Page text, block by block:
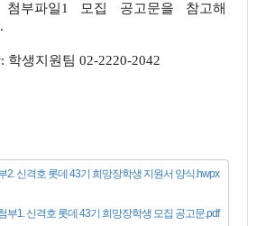
부파일1 모집 공고문을 참고해
학생지원팀 02-2220-2042
2. 신격호 롯데 43기 희망장학생 지원서 양식.hwpx
부1. 신격호 롯데 43기 희망장학생 모집 공고문.pdf